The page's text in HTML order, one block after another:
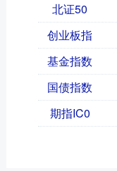
北证50
创业板指
基金指数
国债指数
期指IC0